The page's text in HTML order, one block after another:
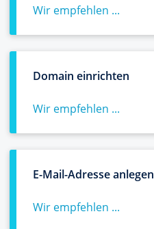
Wir empfehlen ...
Domain einrichten
Wir empfehlen ...
E-Mail-Adresse anlegen
Wir empfehlen ...